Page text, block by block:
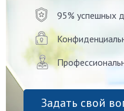
95% успешных
Задать свой